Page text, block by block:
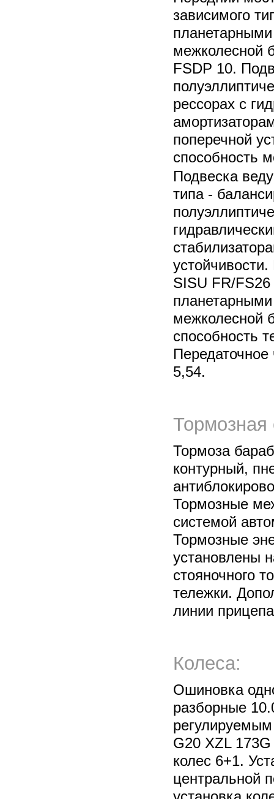
зависимого
межколесной
FSDP 10.
рессорах с
поперечной
способность
Подвеска
типа -
SISU FR/
межколесной
способность
Передаточное
5,54.
Тормозная
Тормоза
контурный,
Тормозные
системой
Тормозные
установлены
стояночного
тележки.
линии
Колеса:
Ошиновка
разборные
G20 XZL
колес 6+1.
центральной